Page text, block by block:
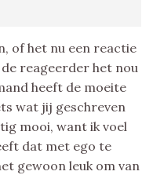
of het nu een reactie
reageerder het nou
heeft de moeite
wat jij geschreven
mooi, want ik voel
dat met ego te
gewoon leuk om van